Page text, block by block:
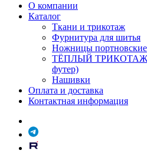
О компании
Каталог
Ткани и трикотаж
Фурнитура для шитья
Ножницы портновские
ТЁПЛЫЙ ТРИКОТАЖ
футер)
Нашивки
Оплата и доставка
Контактная информация